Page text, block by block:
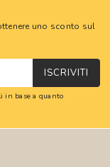
uno sconto sul
ISCRIVITI
in base a quanto